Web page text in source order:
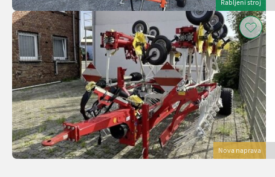
Rabljeni stroj
Nova naprava